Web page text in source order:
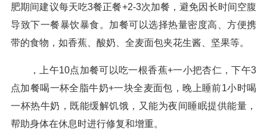
肥期间建议每天吃3餐正餐+2-3次加餐，避免因长时间空腹
导致下一餐暴饮暴食。加餐可以选择热量密度高、方便携
带的食物，如香蕉、酸奶、全麦面包夹花生酱、坚果等。
，上午10点加餐可以吃一根香蕉+一小把杏仁，下午3
点加餐喝一杯全脂牛奶+一块全麦面包，晚上睡前1小时喝
一杯热牛奶，既能缓解饥饿，又能为夜间睡眠提供能量，
帮助身体在休息时进行修复和增重。